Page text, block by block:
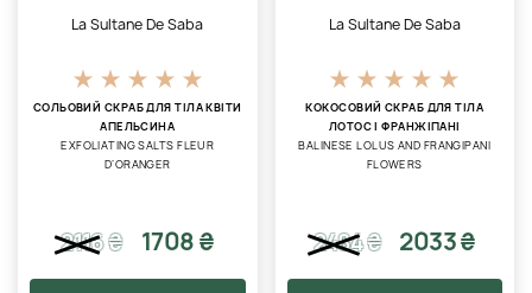
La Sultane De Saba
СОЛЬОВИЙ СКРАБ ДЛЯ ТІЛА КВІТИ
АПЕЛЬСИНА
EXFOLIATING SALTS FLEUR
D’ORANGER
2116₴ 1708 ₴
La Sultane De Saba
КОКОСОВИЙ СКРАБ ДЛЯ ТІЛА
ЛОТОС І ФРАНЖІПАНІ
BALINESE LOLUS AND FRANGIPANI
FLOWERS
2484₴ 2033 ₴